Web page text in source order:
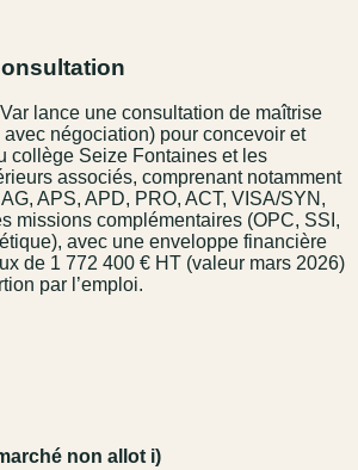
lance une consultation de maîtrise
négociation) pour concevoir et
collège Seize Fontaines et les
associés, comprenant notamment
APS, APD, PRO, ACT, VISA/SYN,
missions complémentaires (OPC, SSI,
avec une enveloppe financière
de 1 772 400 € HT (valeur mars 2026)
par l’emploi.
non allot i)